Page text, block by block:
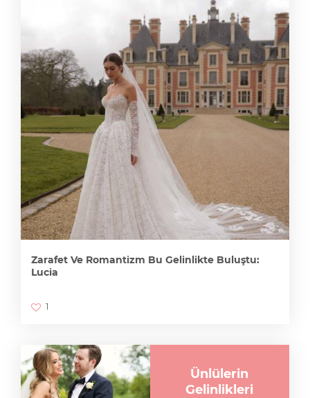
Zarafet Ve Romantizm Bu Gelinlikte Buluştu:
Lucia
1
Ünlülerin
Gelinlikleri